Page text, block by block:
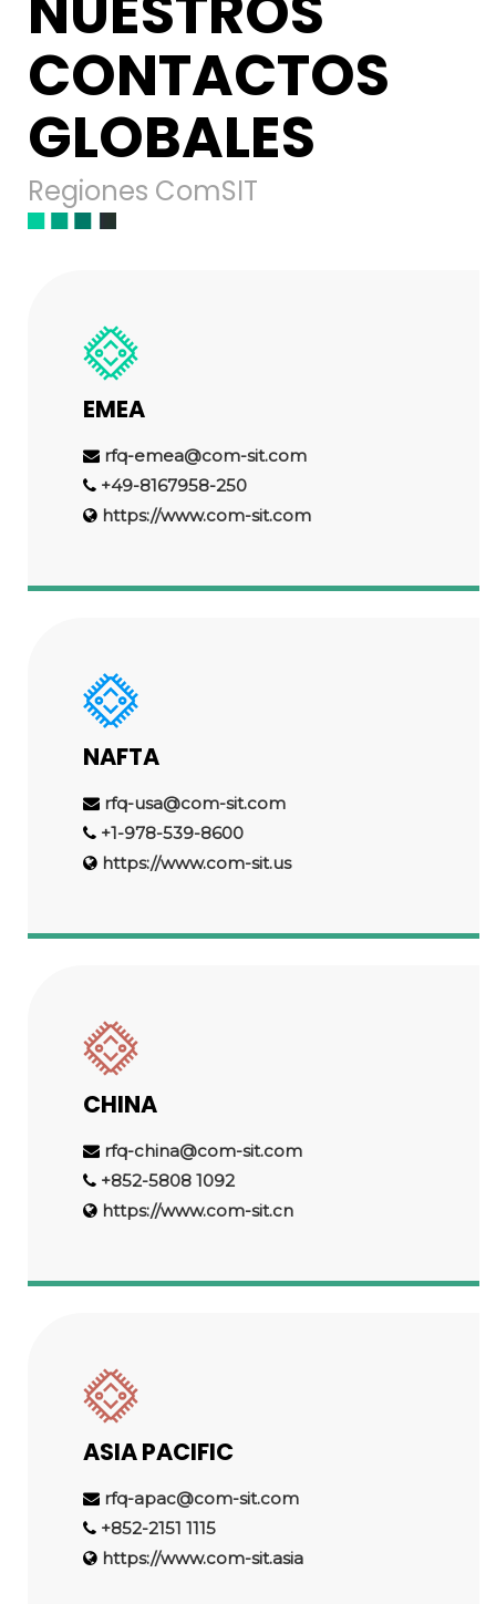
CONTACTOS
GLOBALES
Regiones ComSIT
EMEA
rfq-emea@com-sit.com
+49-8167958-250
https://www.com-sit.com
NAFTA
rfq-usa@com-sit.com
+1-978-539-8600
https://www.com-sit.us
CHINA
rfq-china@com-sit.com
+852-5808 1092
https://www.com-sit.cn
ASIA PACIFIC
rfq-apac@com-sit.com
+852-2151 1115
https://www.com-sit.asia